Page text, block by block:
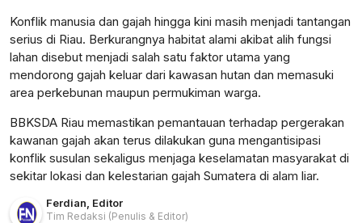
Konflik manusia dan gajah hingga kini masih menjadi tantangan
serius di Riau. Berkurangnya habitat alami akibat alih fungsi
lahan disebut menjadi salah satu faktor utama yang
mendorong gajah keluar dari kawasan hutan dan memasuki
area perkebunan maupun permukiman warga.
BBKSDA Riau memastikan pemantauan terhadap pergerakan
kawanan gajah akan terus dilakukan guna mengantisipasi
konflik susulan sekaligus menjaga keselamatan masyarakat di
sekitar lokasi dan kelestarian gajah Sumatera di alam liar.
Ferdian Editor
Tim Redaksi (Penulis & Editor)